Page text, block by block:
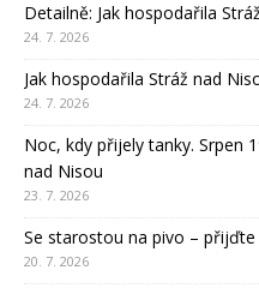
Detailně: Jak hospodařila
24. 7. 2026
Jak hospodařila Stráž nad
24. 7. 2026
Noc, kdy přijely tanky. Srpen
nad Nisou
23. 7. 2026
Se starostou na pivo –
20. 7. 2026